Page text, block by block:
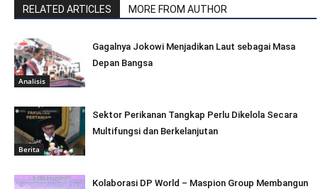
RELATED ARTICLES MORE FROM AUTHOR
Analisis
Gagalnya Jokowi Menjadikan Laut sebagai Masa
Depan Bangsa
Berita
Sektor Perikanan Tangkap Perlu Dikelola Secara
Multifungsi dan Berkelanjutan
Kolaborasi DP World – Maspion Group Membangun